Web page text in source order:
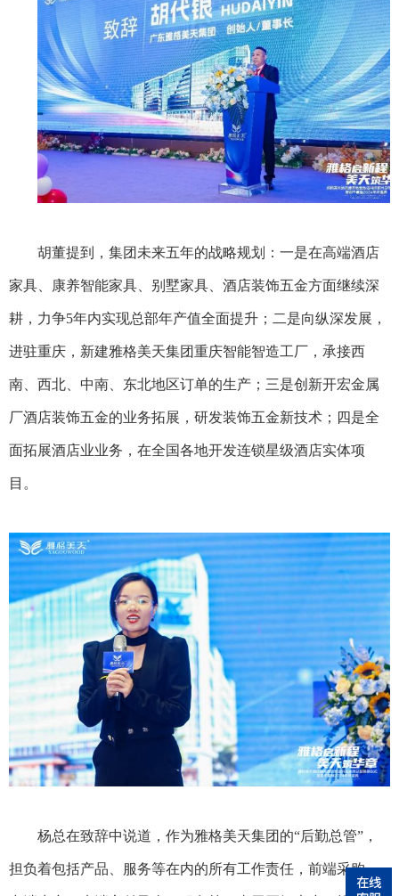
胡董提到，集团未来五年的战略规划：一是在高端酒店
家具、康养智能家具、别墅家具、酒店装饰五金方面继续深
耕，力争5年内实现总部年产值全面提升；二是向纵深发展，
进驻重庆，新建雅格美天集团重庆智能智造工厂，承接西
南、西北、中南、东北地区订单的生产；三是创新开宏金属
厂酒店装饰五金的业务拓展，研发装饰五金新技术；四是全
面拓展酒店业业务，在全国各地开发连锁星级酒店实体项
目。
杨总在致辞中说道，作为雅格美天集团的“后勤总管”，
担负着包括产品、服务等在内的所有工作责任，前端采购、